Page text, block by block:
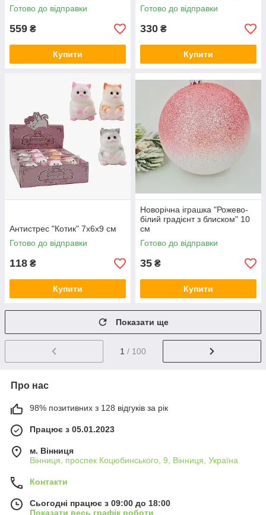
Готово до відправки
559 ₴
Купити
Готово до відправки
330 ₴
Купити
Антистрес "Котик" 7х6х9 см
Готово до відправки
118 ₴
Купити
Новорічна іграшка "Рожево-
білий градієнт з блиском" 10
см
Готово до відправки
35 ₴
Купити
Показати ще
1 / 100
Про нас
98% позитивних з 128 відгуків за рік
Працює з 05.01.2023
м. Вінниця
Вінниця, проспек Коцюбинського, 9, Вінниця, Україна
Контакти
Сьогодні працює з 09:00 до 18:00
Показати весь графік роботи